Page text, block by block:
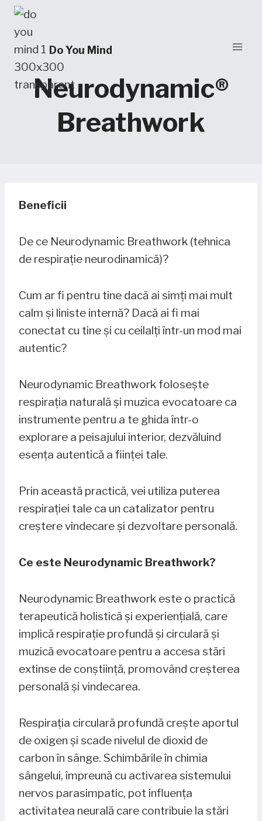
Skip
content
Do You Mind
Neurodynamic®
Breathwork
Beneficii
De ce Neurodynamic Breathwork (tehnica
de respirație neurodinamică)?
Cum ar fi pentru tine dacă ai simți mai mult
calm și liniste internă? Dacă ai fi mai
conectat cu tine și cu ceilalți într-un mod mai
autentic?
Neurodynamic Breathwork folosește
respirația naturală și muzica evocatoare ca
instrumente pentru a te ghida într-o
explorare a peisajului interior, dezvăluind
esența autentică a ființei tale.
Prin această practică, vei utiliza puterea
respirației tale ca un catalizator pentru
creștere vindecare și dezvoltare personală.
Ce este Neurodynamic Breathwork?
Neurodynamic Breathwork este o practică
terapeutică holistică și experiențială, care
implică respirație profundă și circulară și
muzică evocatoare pentru a accesa stări
extinse de conștiință, promovând creșterea
personală și vindecarea.
Respirația circulară profundă crește aportul
de oxigen și scade nivelul de dioxid de
carbon în sânge. Schimbările în chimia
sângelui, împreună cu activarea sistemului
nervos parasimpatic, pot influența
activitatea neurală care contribuie la stări